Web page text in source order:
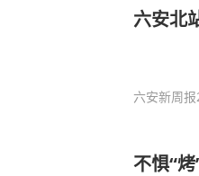
六安北
六安新周报
不惧“